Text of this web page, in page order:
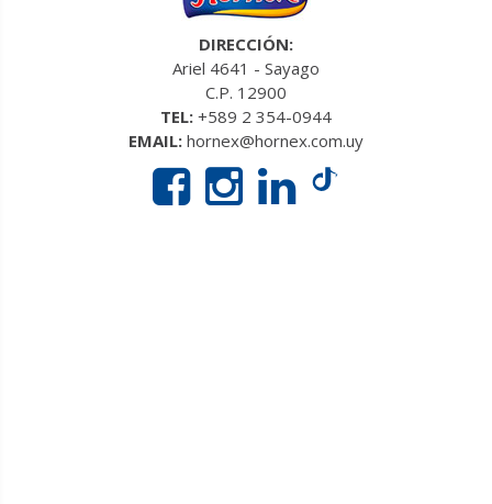
DIRECCIÓN:
Ariel 4641 - Sayago
C.P. 12900
TEL: +589 2 354-0944
EMAIL: hornex@hornex.com.uy